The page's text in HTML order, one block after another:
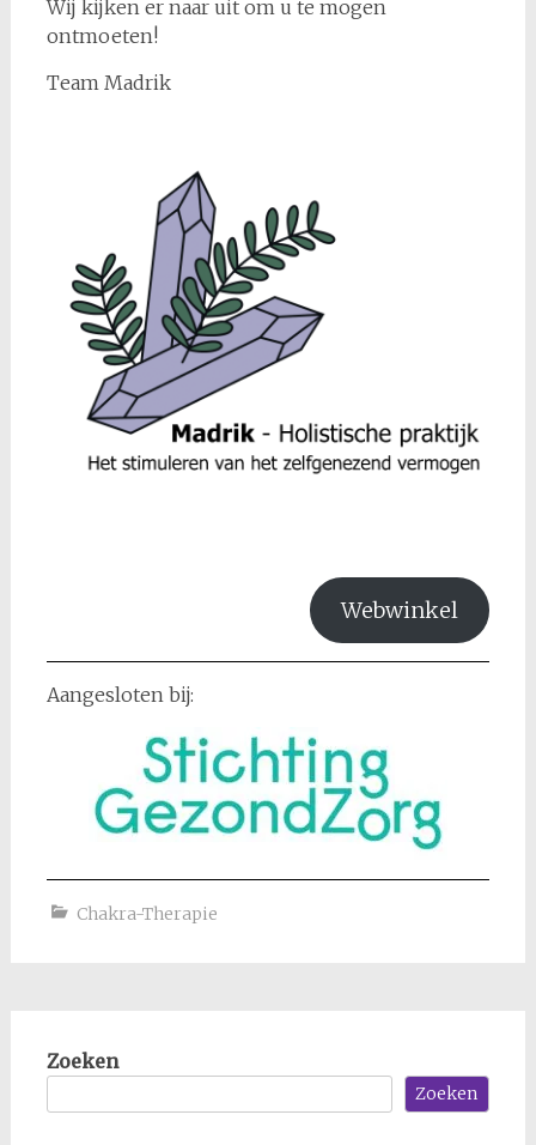
Wij kijken er naar uit om u te mogen
ontmoeten!
Team Madrik
Webwinkel
Aangesloten bij:
Chakra-Therapie
Zoeken
Zoeken